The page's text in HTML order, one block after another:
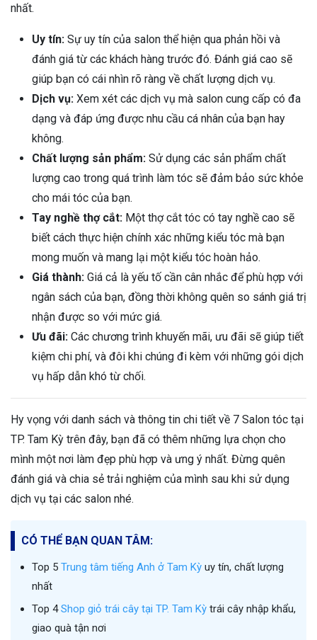
nhất.
Uy tín: Sự uy tín của salon thể hiện qua phản hồi và
đánh giá từ các khách hàng trước đó. Đánh giá cao sẽ
giúp bạn có cái nhìn rõ ràng về chất lượng dịch vụ.
Dịch vụ: Xem xét các dịch vụ mà salon cung cấp có đa
dạng và đáp ứng được nhu cầu cá nhân của bạn hay
không.
Chất lượng sản phẩm: Sử dụng các sản phẩm chất
lượng cao trong quá trình làm tóc sẽ đảm bảo sức khỏe
cho mái tóc của bạn.
Tay nghề thợ cắt: Một thợ cắt tóc có tay nghề cao sẽ
biết cách thực hiện chính xác những kiểu tóc mà bạn
mong muốn và mang lại một kiểu tóc hoàn hảo.
Giá thành: Giá cả là yếu tố cần cân nhắc để phù hợp với
ngân sách của bạn, đồng thời không quên so sánh giá trị
nhận được so với mức giá.
Ưu đãi: Các chương trình khuyến mãi, ưu đãi sẽ giúp tiết
kiệm chi phí, và đôi khi chúng đi kèm với những gói dịch
vụ hấp dẫn khó từ chối.
Hy vọng với danh sách và thông tin chi tiết về 7 Salon tóc tại
TP. Tam Kỳ trên đây, bạn đã có thêm những lựa chọn cho
mình một nơi làm đẹp phù hợp và ưng ý nhất. Đừng quên
đánh giá và chia sẻ trải nghiệm của mình sau khi sử dụng
dịch vụ tại các salon nhé.
CÓ THỂ BẠN QUAN TÂM:
Top 5 Trung tâm tiếng Anh ở Tam Kỳ uy tín, chất lượng
nhất
Top 4Shop giỏ trái cây tại TP. Tam Kỳ trái cây nhập khẩu,
giao quà tận nơi